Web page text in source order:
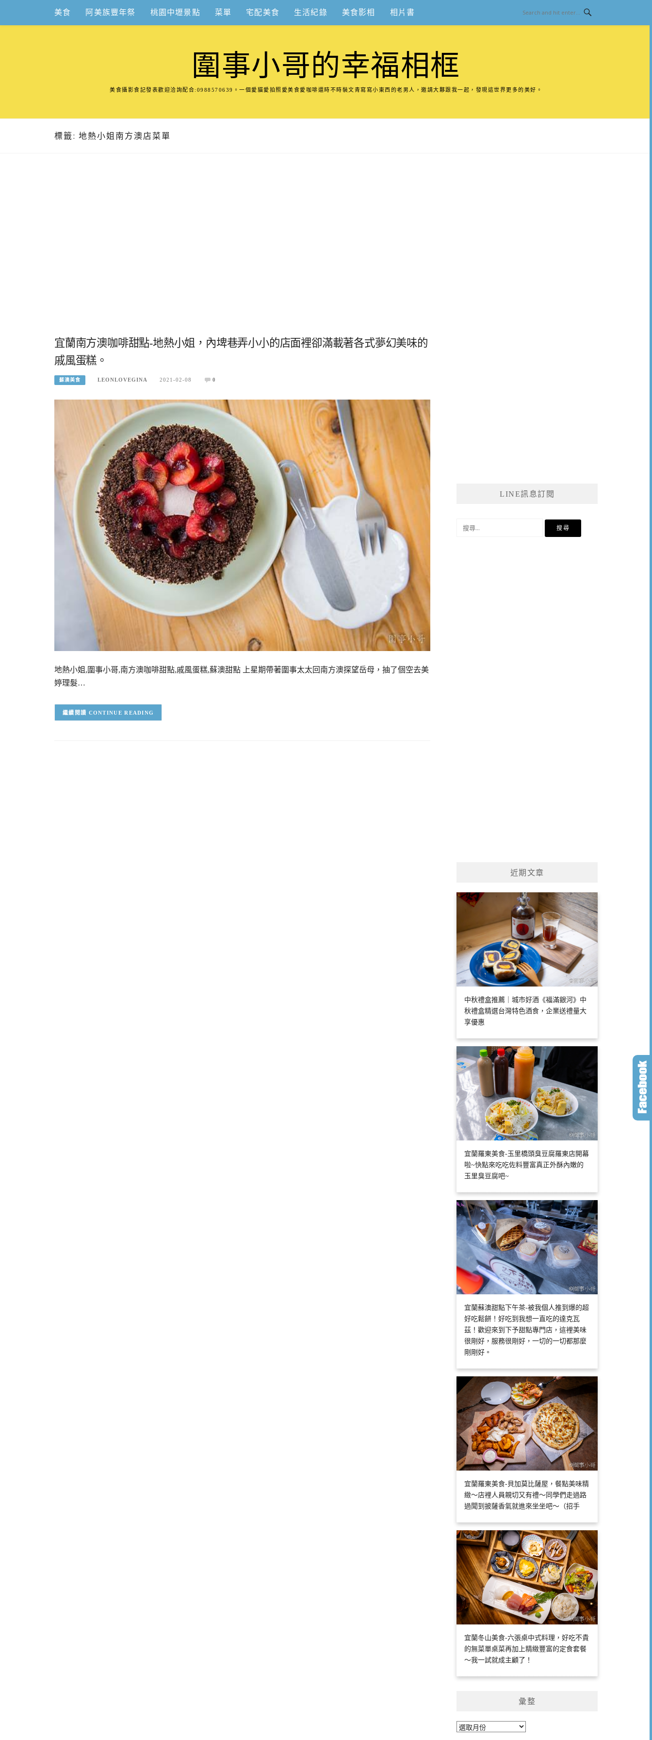
content
美食 阿美族豐年祭 桃園中壢景點 菜單 宅配美食 生活紀錄 美食影相 相片書
圍事小哥的幸福相框
美食攝影食記發表歡迎洽詢配合:0988570639。一個愛貓愛拍照愛美食愛咖啡還時不時裝文青寫寫小東西的老男人，邀請大夥跟我一起，發現這世界更多的美好。
標籤: 地熱小姐南方澳店菜單
宜蘭南方澳咖啡甜點-地熱小姐，內埤巷弄小小的店面裡卻滿載著各式夢幻美味的
戚風蛋糕。
蘇澳美食 LEONLOVEGINA 2021-02-08 0
地熱小姐,圍事小哥,南方澳咖啡甜點,戚風蛋糕,蘇澳甜點 上星期帶著圍事太太回南方澳探望岳母，抽了個空去美
婷理髮…
CONTINUE READING
LINE訊息訂閱
近期文章
中秋禮盒推薦｜城市好酒《福滿銀河》中
秋禮盒精選台灣特色酒食，企業送禮量大
享優惠
宜蘭羅東美食-玉里橋頭臭豆腐羅東店開幕
啦~快點來吃吃佐料豐富真正外酥內嫩的
玉里臭豆腐吧~
宜蘭蘇澳甜點下午茶-被我個人推到爆的超
好吃鬆餅！好吃到我想一直吃的達克瓦
茲！歡迎來到下予甜點專門店，這裡美味
很剛好，服務很剛好，一切的一切都那麼
剛剛好。
宜蘭羅東美食-貝加莫比薩屋，餐點美味精
緻～店裡人員親切又有禮～同學們走過路
過聞到披薩香氣就進來坐坐吧～（招手
宜蘭冬山美食-六張桌中式料理，好吃不貴
的無菜單桌菜再加上精緻豐富的定食套餐
～我一試就成主顧了！
彙整
彙